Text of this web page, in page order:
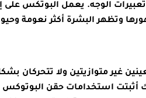
الوجه. يعمل البوتكس على
وتظهر البشرة أكثر نعومة
غير متوازيتين ولا
استخدامات حقن البوتوكس